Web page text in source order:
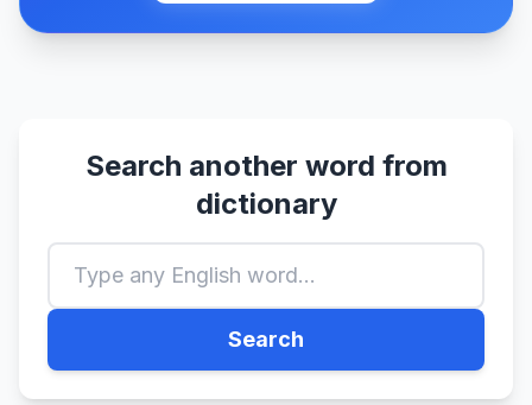
Search another word from
dictionary
Search